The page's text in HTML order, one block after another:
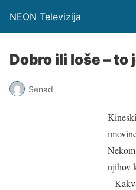
NEON Televizija
Dobro ili loše – to
Senad
njihov
–